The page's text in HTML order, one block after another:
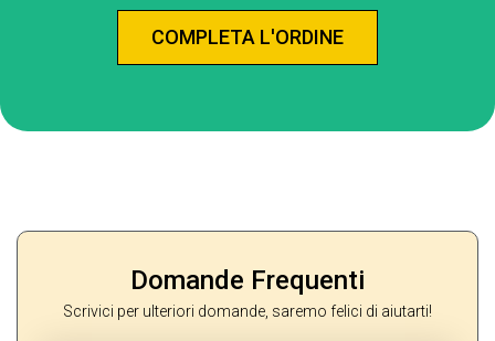
COMPLETA L'ORDINE
Domande Frequenti
Scrivici per ulteriori domande, saremo felici di aiutarti!